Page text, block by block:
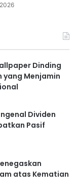
Dinding
yang Menjamin
Dividen
Pasif
atas Kematian